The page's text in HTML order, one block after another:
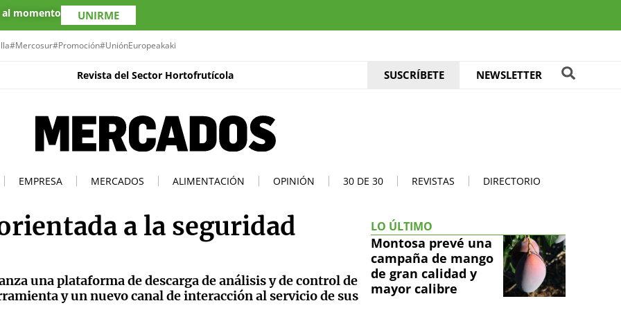
al momento UNIRME
#Mercosur#Promoción#UniónEuropeakaki
Revista del Sector Hortofrutícola SUSCRÍBETE NEWSLETTER
EMPRESA MERCADOS ALIMENTACIÓN OPINIÓN 30 DE 30 REVISTAS DIRECTORIO
a la seguridad
una plataforma de descarga de análisis y de control de
y un nuevo canal de interacción al servicio de sus
LO ÚLTIMO
Montosa prevé una
campaña de mango
de gran calidad y
mayor calibre